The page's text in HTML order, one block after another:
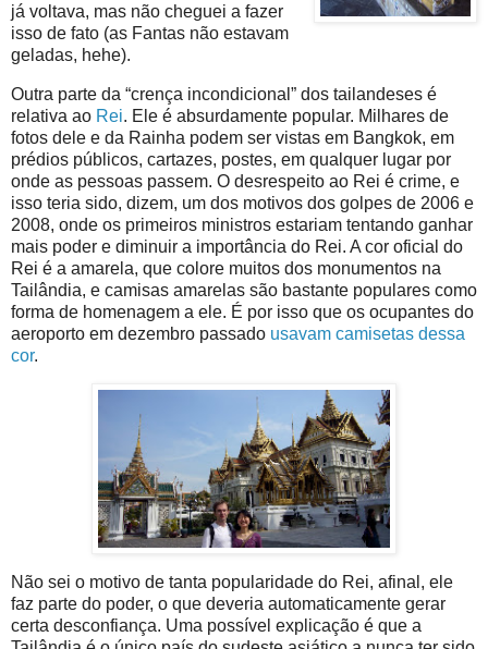
já voltava, mas não cheguei a fazer
isso de fato (as Fantas não estavam
geladas, hehe).
Outra parte da “crença incondicional” dos tailandeses é
relativa ao Rei. Ele é absurdamente popular. Milhares de
fotos dele e da Rainha podem ser vistas em Bangkok, em
prédios públicos, cartazes, postes, em qualquer lugar por
onde as pessoas passem. O desrespeito ao Rei é crime, e
isso teria sido, dizem, um dos motivos dos golpes de 2006 e
2008, onde os primeiros ministros estariam tentando ganhar
mais poder e diminuir a importância do Rei. A cor oficial do
Rei é a amarela, que colore muitos dos monumentos na
Tailândia, e camisas amarelas são bastante populares como
forma de homenagem a ele. É por isso que os ocupantes do
aeroporto em dezembro passado usavam camisetas dessa
cor.
Não sei o motivo de tanta popularidade do Rei, afinal, ele
faz parte do poder, o que deveria automaticamente gerar
certa desconfiança. Uma possível explicação é que a